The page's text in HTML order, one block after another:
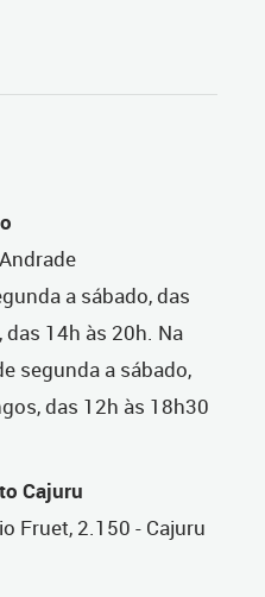
a sábado, das
14h às 20h. Na
segunda a sábado,
das 12h às 18h30
Cajuru
Fruet, 2.150 - Cajuru